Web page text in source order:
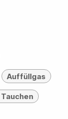
Auffüllgas